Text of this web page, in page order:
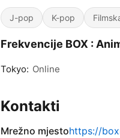
J-pop K-pop
Frekvencije BOX :
Tokyo: Online
Kontakti
Mrežno mjestohttps://